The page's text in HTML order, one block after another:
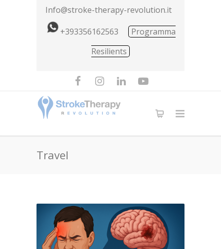
Info@stroke-therapy-revolution.it
+393356162563
Programma
Resilients
Travel